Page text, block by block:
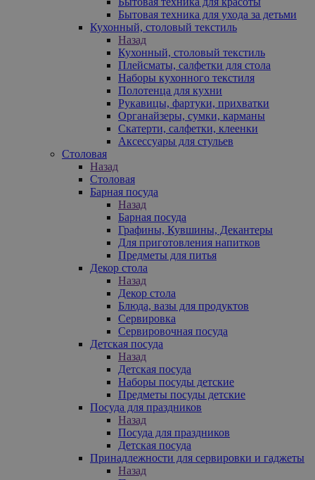
Бытовая техника для ухода за детьми
Кухонный, столовый текстиль
Назад
Кухонный, столовый текстиль
Плейсматы, салфетки для стола
Наборы кухонного текстиля
Полотенца для кухни
Рукавицы, фартуки, прихватки
Органайзеры, сумки, карманы
Скатерти, салфетки, клеенки
Аксессуары для стульев
Столовая
Назад
Столовая
Барная посуда
Назад
Барная посуда
Графины, Кувшины, Декантеры
Для приготовления напитков
Предметы для питья
Декор стола
Назад
Декор стола
Блюда, вазы для продуктов
Сервировка
Сервировочная посуда
Детская посуда
Назад
Детская посуда
Наборы посуды детские
Предметы посуды детские
Посуда для праздников
Назад
Посуда для праздников
Детская посуда
Принадлежности для сервировки и гаджеты
Назад